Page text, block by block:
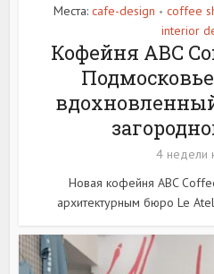
Места: cafe-design • coffee
interior
Кофейня ABC
4 недели
Новая кофейня ABC
архитектурным бюро Le